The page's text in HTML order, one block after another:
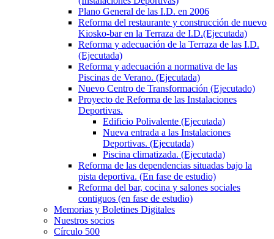
Plano General de las I.D. en 2006
Reforma del restaurante y construcción de nuevo
Kiosko-bar en la Terraza de I.D.(Ejecutada)
Reforma y adecuación de la Terraza de las I.D.
(Ejecutada)
Reforma y adecuación a normativa de las
Piscinas de Verano. (Ejecutada)
Nuevo Centro de Transformación (Ejecutado)
Proyecto de Reforma de las Instalaciones
Deportivas.
Edificio Polivalente (Ejecutada)
Nueva entrada a las Instalaciones
Deportivas. (Ejecutada)
Piscina climatizada. (Ejecutada)
Reforma de las dependencias situadas bajo la
pista deportiva. (En fase de estudio)
Reforma del bar, cocina y salones sociales
contiguos (en fase de estudio)
Memorias y Boletines Digitales
Nuestros socios
Círculo 500